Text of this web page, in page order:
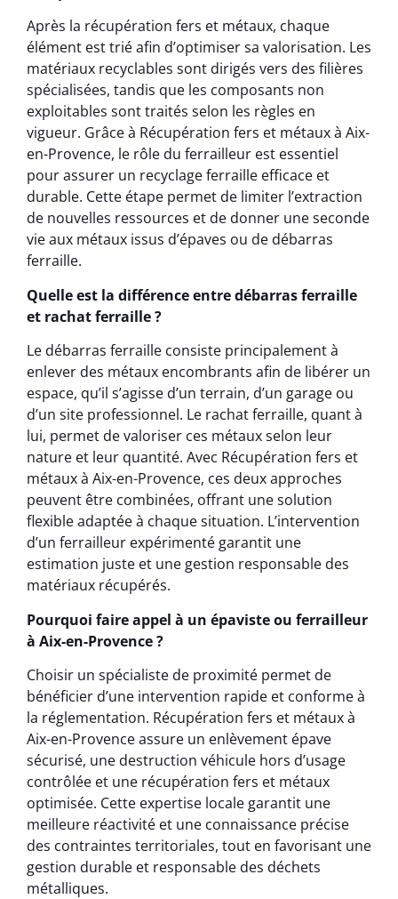
Après la récupération fers et métaux, chaque
élément est trié afin d’optimiser sa valorisation. Les
matériaux recyclables sont dirigés vers des filières
spécialisées, tandis que les composants non
exploitables sont traités selon les règles en
vigueur. Grâce à Récupération fers et métaux à Aix-
en-Provence, le rôle du ferrailleur est essentiel
pour assurer un recyclage ferraille efficace et
durable. Cette étape permet de limiter l’extraction
de nouvelles ressources et de donner une seconde
vie aux métaux issus d’épaves ou de débarras
ferraille.
Quelle est la différence entre débarras ferraille
et rachat ferraille ?
Le débarras ferraille consiste principalement à
enlever des métaux encombrants afin de libérer un
espace, qu’il s’agisse d’un terrain, d’un garage ou
d’un site professionnel. Le rachat ferraille, quant à
lui, permet de valoriser ces métaux selon leur
nature et leur quantité. Avec Récupération fers et
métaux à Aix-en-Provence, ces deux approches
peuvent être combinées, offrant une solution
flexible adaptée à chaque situation. L’intervention
d’un ferrailleur expérimenté garantit une
estimation juste et une gestion responsable des
matériaux récupérés.
Pourquoi faire appel à un épaviste ou ferrailleur
à Aix-en-Provence ?
Choisir un spécialiste de proximité permet de
bénéficier d’une intervention rapide et conforme à
la réglementation. Récupération fers et métaux à
Aix-en-Provence assure un enlèvement épave
sécurisé, une destruction véhicule hors d’usage
contrôlée et une récupération fers et métaux
optimisée. Cette expertise locale garantit une
meilleure réactivité et une connaissance précise
des contraintes territoriales, tout en favorisant une
gestion durable et responsable des déchets
métalliques.